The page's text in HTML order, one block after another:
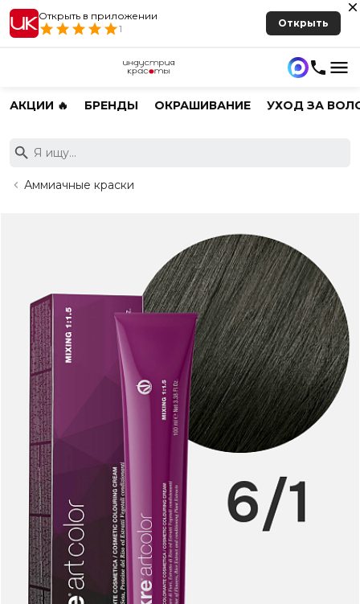
Открыть в приложении
1
Открыть
АКЦИИ 🔥 БРЕНДЫ ОКРАШИВАНИЕ УХОД ЗА
Аммиачные краски